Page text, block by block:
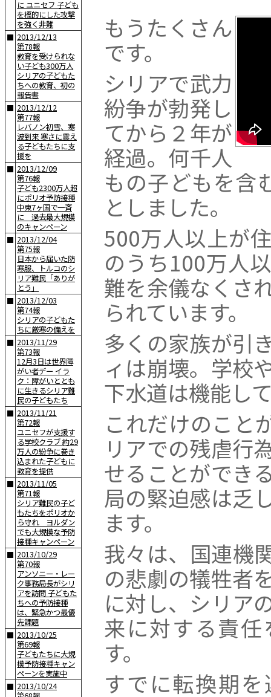
に ユニセフ 子ども
を標的にした攻撃
を強く非難
■ 2013/12/13
第78報
教育を受けられな
い子ども300万人
シリアの子どもた
ちへの教育、初の
報告書
■ 2013/12/12
第77報
レバノン初雪、寒
波到来 寒さに震え
る子どもたちに支
援を
■ 2013/12/09
第76報
子ども2300万人超
にポリオ予防接種
中東7ヶ国で一斉
に 過去最大規模
のキャンペーン
■ 2013/12/04
第75報
日本から届いた防
寒服、トルコのシ
リア難民「ありが
とう」
■ 2013/12/03
第74報
シリアの子どもた
ちに厳寒の備えを
■ 2013/11/29
第73報
12月3日は世界障
がい者デー イラ
ク：障がいととも
に生きるシリア難
民の子どもたち
■ 2013/11/21
第72報
ユニセフが支援す
る学校クラブ 約29
万人の紛争に巻き
込まれた子どもに
教育を提供
■ 2013/11/05
第71報
シリア難民の子ど
もたちをポリオか
ら守れ ヨルダン
でも大規模な予防
接種キャンペーン
■ 2013/10/29
第70報
アンソニー・レー
ク事務局長がシリ
アを訪問 子どもた
ちへの予防接種
は、緊急かつ最優
先課題
■ 2013/10/25
第69報
子どもたちに大規
模予防接種キャン
ペーンを実施中
■ 2013/10/24
もうたくさん
です。
シリアで武力
紛争が勃発し
てから２年が
経過。何千人
もの子どもを含
としました。
500万人以上が
のうち100万人
難を余儀なくさ
られています。
多くの家族が引
ィは崩壊。学校
下水道は機能し
これだけのこと
リアでの残虐行
せることができ
局の緊迫感は乏
ます。
我々は、国連機
の悲劇の犠牲者
に対し、シリア
来に対する責
す。
すでに転換期